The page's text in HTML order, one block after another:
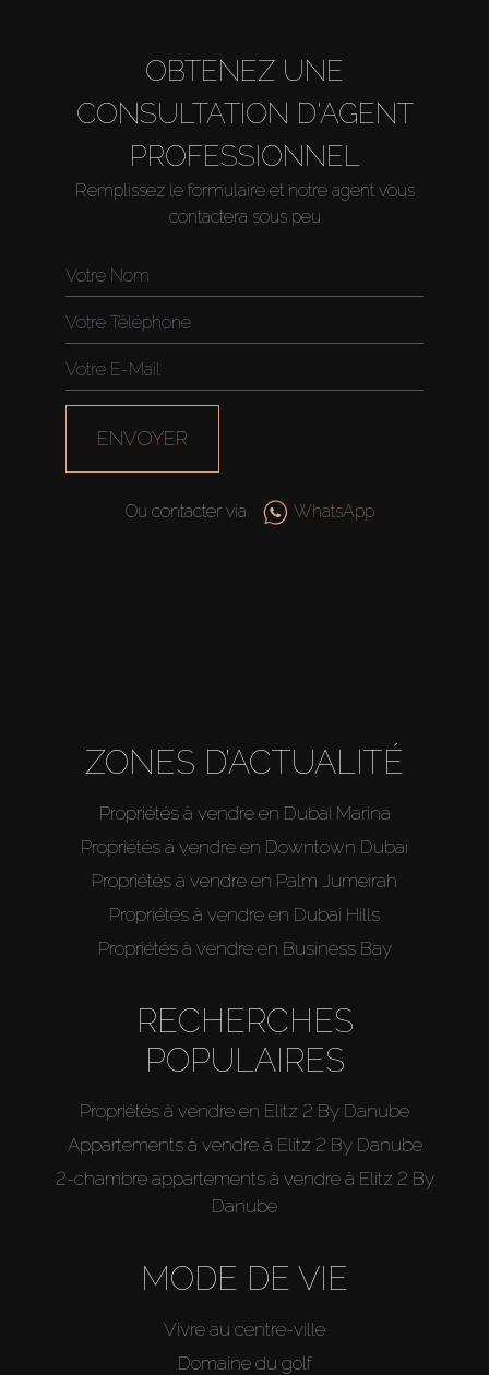
Acheter
Vendre
Hors Plan
Agents
OBTENEZ UNE
CONSULTATION D'AGENT
PROFESSIONNEL
Remplissez le formulaire et notre agent vous
contactera sous peu
ENVOYER
Ou contacter via WhatsApp
ZONES D’ACTUALITÉ
Propriétés à vendre en Dubai Marina
Propriétés à vendre en Downtown Dubai
Propriétés à vendre en Palm Jumeirah
Propriétés à vendre en Dubai Hills
Propriétés à vendre en Business Bay
RECHERCHES
POPULAIRES
Propriétés à vendre en Elitz 2 By Danube
Appartements à vendre à Elitz 2 By Danube
2-chambre appartements à vendre à Elitz 2 By
Danube
MODE DE VIE
Vivre au centre-ville
Domaine du golf